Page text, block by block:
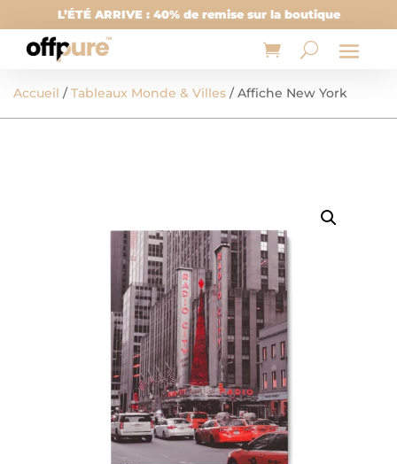
L’ÉTÉ ARRIVE : 40% de remise sur la boutique
Accueil /Tableaux Monde & Villes / Affiche New York